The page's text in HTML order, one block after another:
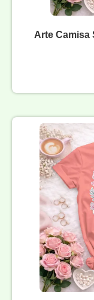
Arte Camisa